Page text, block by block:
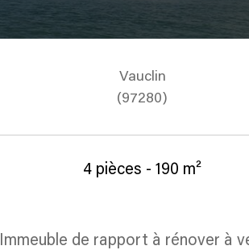
Vauclin
(97280)
4 pièces - 190 m²
Immeuble de rapport à rénover à